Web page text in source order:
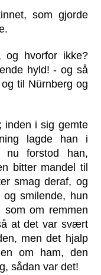
som gjorde
og hvorfor ikke?
hyld! - og så
til Nürnberg og
inden i sig gemte
lagde han i
nu forstod han,
bitter mandel til
smag deraf, og
smilende, hun
som om remmen
at det var svært
men det hjalp
om ham, den
sådan var det!